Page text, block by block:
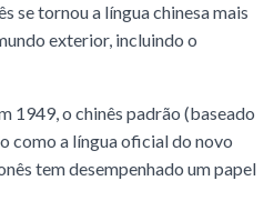
se tornou a língua chinesa mais
exterior, incluindo o
1949, o chinês padrão (baseado
como a língua oficial do novo
tem desempenhado um papel